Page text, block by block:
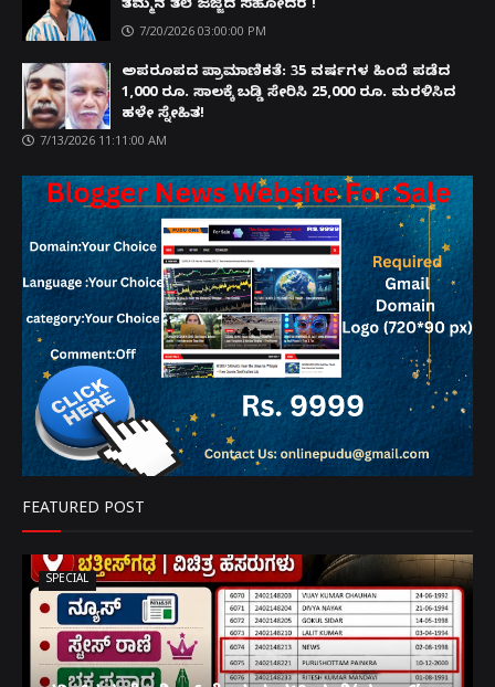
ತಮ್ಮನ ತಲೆ ಜಜ್ಜಿದ ಸಹೋದರ !
7/20/2026 03:00:00 PM
ಅಪರೂಪದ ಪ್ರಾಮಾಣಿಕತೆ: 35 ವರ್ಷಗಳ ಹಿಂದೆ ಪಡೆದ
1,000 ರೂ. ಸಾಲಕ್ಕೆ ಬಡ್ಡಿ ಸೇರಿಸಿ 25,000 ರೂ. ಮರಳಿಸಿದ
ಹಳೇ ಸ್ನೇಹಿತ!
7/13/2026 11:11:00 AM
FEATURED POST
SPECIAL